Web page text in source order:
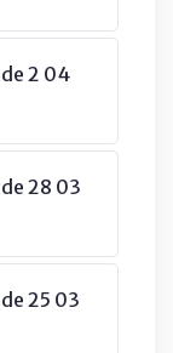
2 04
28 03
25 03